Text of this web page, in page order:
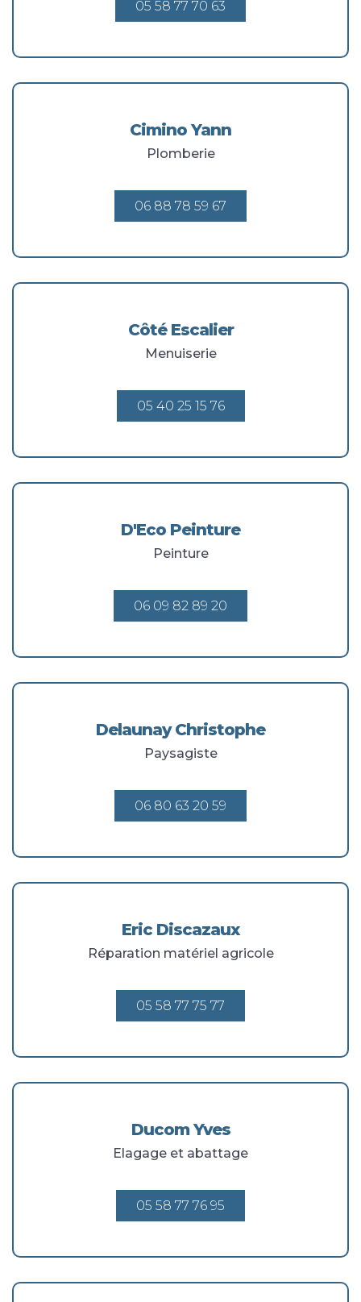
05 58 77 70 63
Cimino Yann
Plomberie
06 88 78 59 67
Côté Escalier
Menuiserie
05 40 25 15 76
D'Eco Peinture
Peinture
06 09 82 89 20
Delaunay Christophe
Paysagiste
06 80 63 20 59
Eric Discazaux
Réparation matériel agricole
05 58 77 75 77
Ducom Yves
Elagage et abattage
05 58 77 76 95